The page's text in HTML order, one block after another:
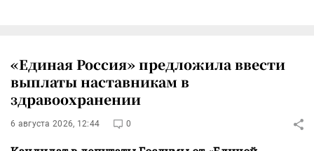
«Единая Россия» предложила ввести
выплаты наставникам в
здравоохранении
6 августа 2026, 12:44 0